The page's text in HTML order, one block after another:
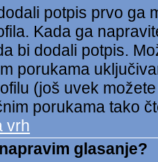
potpis prvo ga
Kada ga
bi dodali potpis.
porukama
(još uvek
porukama tako
vrh
glasanje?